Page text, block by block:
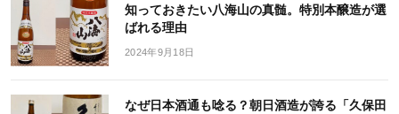
知っておきたい八海山の真髄。特別本醸造が選
ばれる理由
2024年9月18日
なぜ日本酒通も唸る？朝日酒造が誇る「久保田